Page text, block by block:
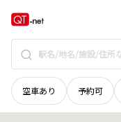
空車あり 予約可
広島県